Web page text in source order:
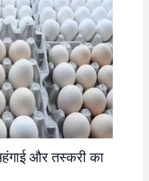
और तस्करी का